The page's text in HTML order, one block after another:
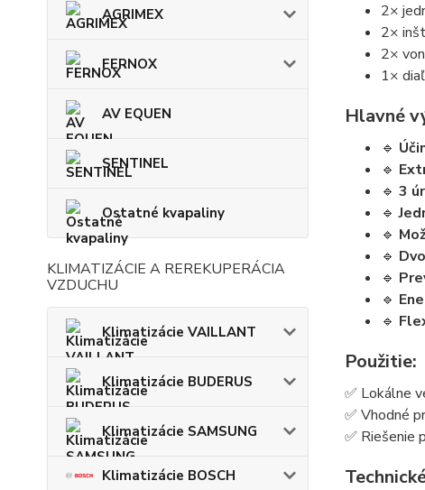
AGRIMEX
FERNOX
AV EQUEN
SENTINEL
Ostatné kvapaliny
KLIMATIZÁCIE A REREKUPERÁCIA
VZDUCHU
Klimatizácie VAILLANT
Klimatizácie BUDERUS
Klimatizácie SAMSUNG
Klimatizácie BOSCH
2×
2×
2×
1×
Hlavné
🔹
🔹
🔹 3
🔹
🔹
🔹
🔹
🔹
🔹
Použitie:
✅ Lokálne
✅ Vhodné
✅ Riešenie